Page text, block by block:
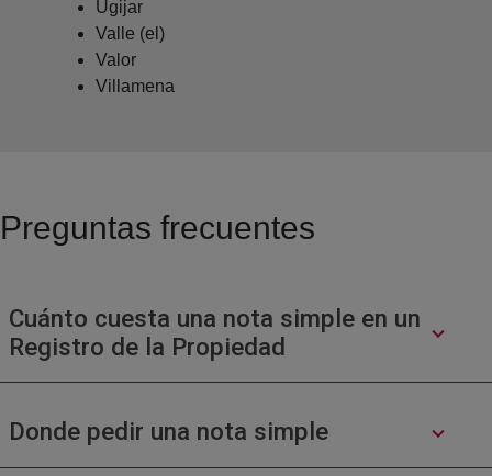
Ugijar
Valle (el)
Valor
Villamena
Preguntas frecuentes
Cuánto cuesta una nota simple en un
Registro de la Propiedad
Donde pedir una nota simple